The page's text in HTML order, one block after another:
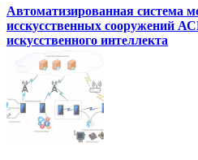
Автоматизированная система
исскусственных сооружений
искусственного интеллекта